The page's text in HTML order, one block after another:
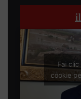
Fai
cookie